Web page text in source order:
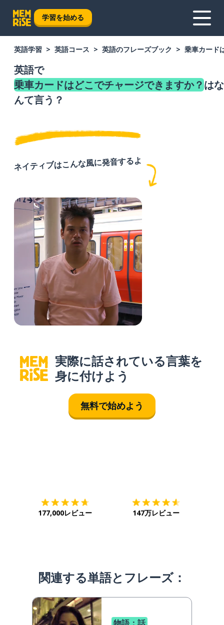
学習を始める
英語学習 英語コース 英語のフレーズブック 乗車カード
英語で
乗車カードはどこでチャージできますか？はな
んて言う？
ネイティブはこんな風に発音するよ
実際に話されている言葉を
身に付けよう
無料で始めよう
177,000レビュー 147万レビュー
関連する単語とフレーズ：